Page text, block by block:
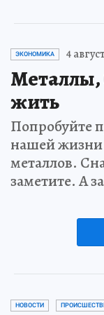
ЭКОНОМИКА 4
Металлы,
жить
Попробуйте
нашей жизни
металлов.
заметите. А
НОВОСТИ